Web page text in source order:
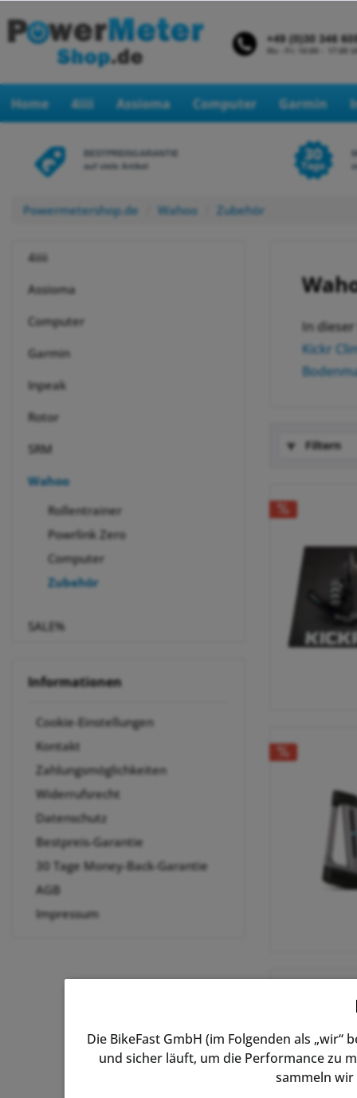
Home 4iiii Assioma Computer Garmin
BESTPREISGARANTIE
auf viele Artikel
Powermetershop.de Wahoo Zubehör
4iiii
Assioma
Computer
Garmin
Inpeak
Rotor
SRM
Wahoo
Rollentrainer
Powrlink Zero
Computer
Zubehör
SALE%
Informationen
Cookie-Einstellungen
Kontakt
Zahlungsmöglichkeiten
Widerrufsrecht
Datenschutz
Bestpreis-Garantie
30 Tage Money-Back-Garantie
AGB
Impressum
In
Kickr
Filtern
Die BikeFast GmbH (im Folgenden als
und sicher läuft, um die Performance zu
sammeln wir